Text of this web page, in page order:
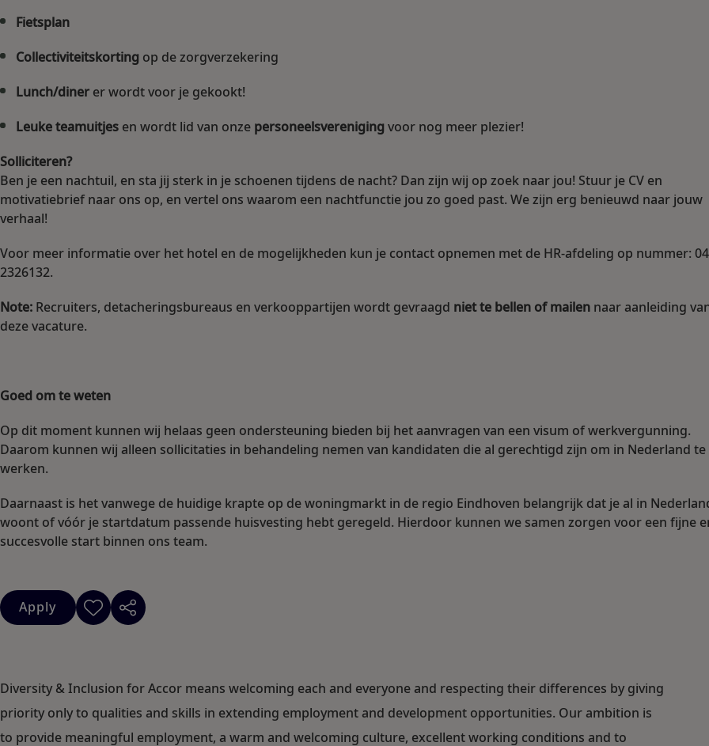
Fietsplan
Collectiviteitskorting op de zorgverzekering
Lunch/diner er wordt voor je gekookt!
Leuke teamuitjes en wordt lid van onze personeelsverenigingvoor nog meer plezier!
Solliciteren?
Ben je een nachtuil, en sta jij sterk in je schoenen tijdens de nacht? Dan zijn wij op zoek naar jou! Stuur je CV en
motivatiebrief naar ons op, en vertel ons waarom een nachtfunctie jou zo goed past. We zijn erg benieuwd naar jouw
verhaal!
Voor meer informatie over het hotel en de mogelijkheden kun je contact opnemen met de HR-afdeling op nummer:
2326132.
Note: Recruiters, detacheringsbureaus en verkooppartijen wordt gevraagd niet te bellen of mailen naar aanleiding
deze vacature.
Goed om te weten
Op dit moment kunnen wij helaas geen ondersteuning bieden bij het aanvragen van een visum of werkvergunning.
Daarom kunnen wij alleen sollicitaties in behandeling nemen van kandidaten die al gerechtigd zijn om in Nederland te
werken.
Daarnaast is het vanwege de huidige krapte op de woningmarkt in de regio Eindhoven belangrijk dat je al in
woont of vóór je startdatum passende huisvesting hebt geregeld. Hierdoor kunnen we samen zorgen voor een fijne
succesvolle start binnen ons team.
Apply
Diversity & Inclusion for Accor means welcoming each and everyone and respecting their differences by giving
priority only to qualities and skills in extending employment and development opportunities. Our ambition is
to provide meaningful employment, a warm and welcoming culture, excellent working conditions and to